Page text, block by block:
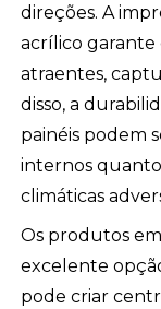
direções. A
acrílico garante
atraentes,
disso, a
painéis podem
internos
climáticas
Os produtos
excelente
pode criar